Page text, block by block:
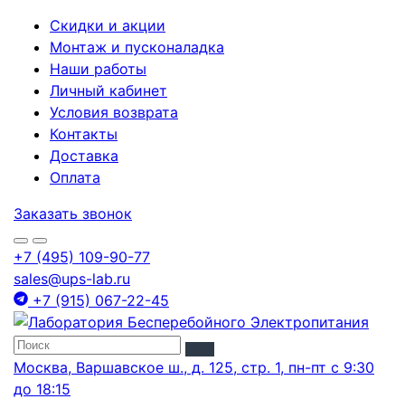
Скидки и акции
Монтаж и пусконаладка
Наши работы
Личный кабинет
Условия возврата
Контакты
Доставка
Оплата
Заказать звонок
+7 (495) 109-90-77
sales@ups-lab.ru
+7 (915) 067-22-45
Москва, Варшавское ш., д. 125, стр. 1, пн-пт с 9:30
до 18:15